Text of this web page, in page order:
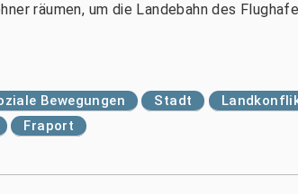
räumen, um die Landebahn des
Bewegungen Stadt
Fraport